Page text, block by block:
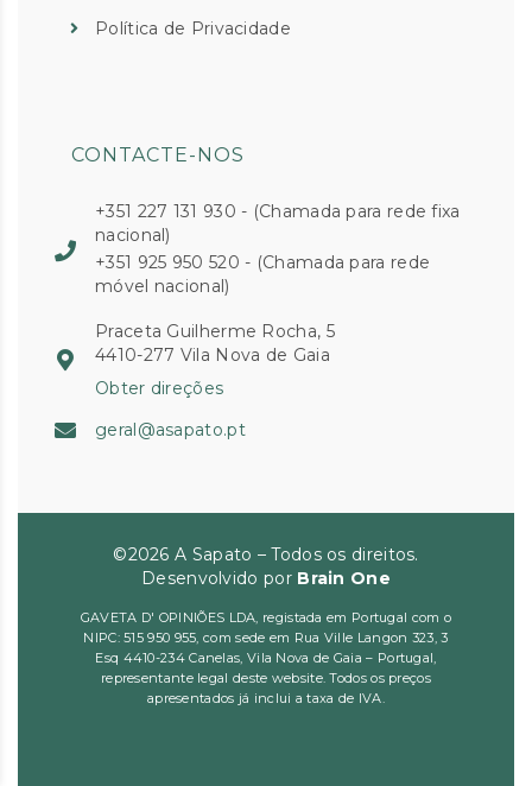
Política de Privacidade
CONTACTE-NOS
+351 227 131 930 - (Chamada para rede fixa
nacional)
+351 925 950 520 - (Chamada para rede
móvel nacional)
Praceta Guilherme Rocha, 5
4410-277 Vila Nova de Gaia
Obter direções
geral@asapato.pt
©2026 A Sapato – Todos os direitos.
Desenvolvido por Brain One
GAVETA D' OPINIÕES LDA, registada em Portugal com o
NIPC: 515 950 955, com sede em Rua Ville Langon 323, 3
Esq 4410-234 Canelas, Vila Nova de Gaia – Portugal,
representante legal deste website. Todos os preços
apresentados já inclui a taxa de IVA.